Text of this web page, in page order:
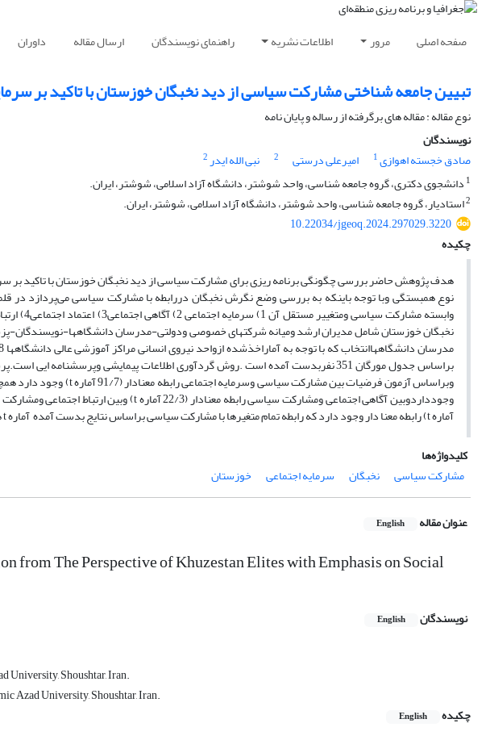
صفحه اصلی مرور اطلاعات نشریه راهنمای نویسندگان ارسال مقاله داوران
تبیین جامعه شناختی مشارکت سیاسی از دید نخبگان خوزستان با تاکید بر
نوع مقاله : مقاله های برگرفته از رساله و پایان نامه
نویسندگان
صادق خجسته اهوازی1 امیرعلی درستی 2 نبی الله ایدر2
1 دانشجوی دکتری، گروه جامعه شناسی، واحد شوشتر، دانشگاه آزاد اسلامی، شوشتر، ایران.
2استادیار، گروه جامعه شناسی، واحد شوشتر، دانشگاه آزاد اسلامی، شوشتر، ایران.
10.22034/jgeoq.2024.297029.3220
چکیده
هدف پژوهش حاضر بررسی چگونگی برنامه ریزی برای مشارکت سیاسی از دید نخبگان خوزستان با تاکید بر
نوع همبستگی وبا توجه باینکه به بررسی وضع نگرش نخبگان دررابطه با مشارکت سیاسی می‌پردازد در
نخبگان خوزستان شامل مدیران ارشد ومیانه شرکتهای خصوصی ودولتی-مدرسان دانشگاهها-
براساس جدول مورگان 351 نفربدست آمده است .روش گردآوری اطلاعات پیمایشی
آماره t) رابطه معنا دار وجود دارد که رابطه تمام متغیرها با مشارکت سیاسی براساس نتایج بدست آمده آماره t همگی بیش از 96/1 بوده ومعنادار می‌باشد.
کلیدواژه‌ها
مشارکت سیاسی
نخبگان سرمایه اجتماعی خوزستان
عنوان مقاله English
The Perspective of Khuzestan Elites with Emphasis on Social
نویسندگان English
University, Shoushtar, Iran.
Azad University, Shoushtar, Iran.
چکیده
English